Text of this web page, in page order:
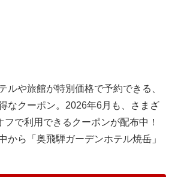
ルや旅館が特別価格で予約できる、
なクーポン。2026年6月も、さまざ
フで利用できるクーポンが配布中！
から「奥飛騨ガーデンホテル焼岳」